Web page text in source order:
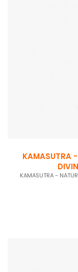
KAMASUTRA
KAMASUTRA -